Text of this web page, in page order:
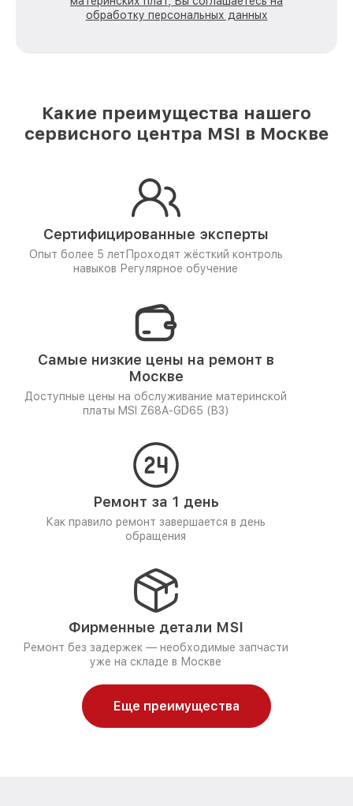
обработку персональных данных
Какие преимущества нашего
сервисного центра MSI в Москве
Сертифицированные эксперты
Опыт более 5 лет Проходят жёсткий контроль
навыков Регулярное обучение
Самые низкие цены на ремонт в
Москве
Доступные цены на обслуживание материнской
платы MSI Z68A-GD65 (B3)
Ремонт за 1 день
Как правило ремонт завершается в день
обращения
Фирменные детали MSI
Ремонт без задержек — необходимые запчасти
уже на складе в Москве
Еще преимущества